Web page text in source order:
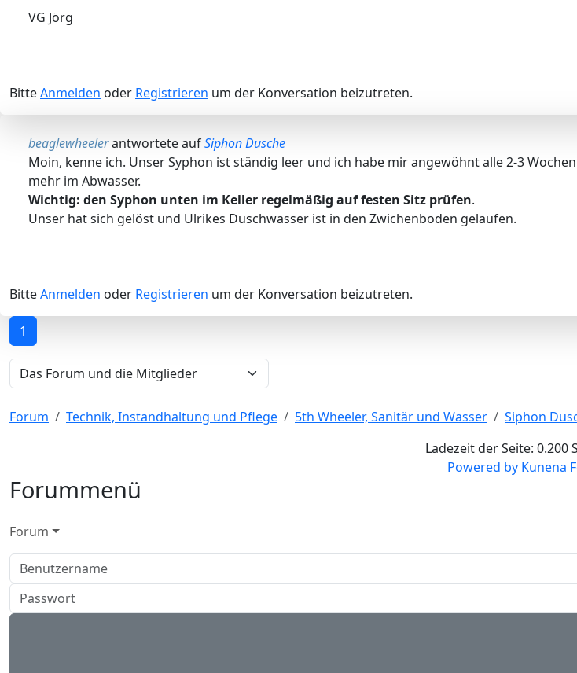
VG Jörg
BitteAnmelden oder Registrieren um der Konversation beizutreten.
beaglewheelerantwortete aufSiphon Dusche
Moin, kenne ich. Unser Syphon ist ständig leer und ich habe mir angewöhnt alle 2-3
mehr im Abwasser.
Wichtig: den Syphon unten im Keller regelmäßig auf festen Sitz prüfen.
Unser hat sich gelöst und Ulrikes Duschwasser ist in den Zwichenboden gelaufen.
BitteAnmelden oder Registrieren um der Konversation beizutreten.
1
Forum Technik, Instandhaltung und Pflege 5th Wheeler, Sanitär und Wasser
Siphon
Ladezeit der Seite: 0.200
Powered by Kunena
Forummenü
Forum